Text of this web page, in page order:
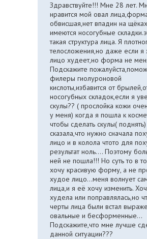
Здравствуйте!!! Мне 28 лет.
нравится мой овал
обвисшая,нет впадин на
имеются носогубные
такая структура лица. Я
телосложения,но даже если я
лицо худеет,но форма не
Подскажите
филеры гиолуроновой
кислоты,избавится от
носогубных складок,если я
скулы?? ( прослойка кожи
у меня) когда я пошла к
чтобы сделать скулы(
сказала,что нужно сначала
лицо и в колола чтото для
результат ноль.... Поэтому
ней не пошла!!! Но суть то в
хочу красивую форму, а не
худое лицо...меня волнует
лица,и я её хочу изменить.
худела или поправлялась,но
черты лица были встал
овальные и бесформенные...
Подскажите,что мне лучше
данной ситуации???